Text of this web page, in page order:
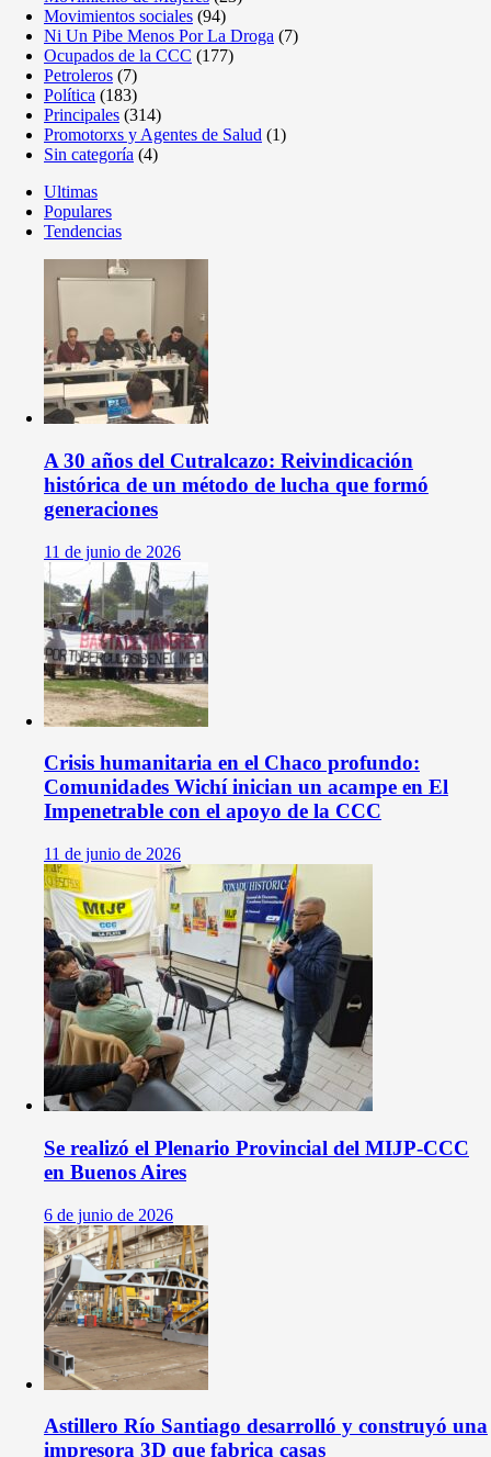
Movimientos sociales (94)
Ni Un Pibe Menos Por La Droga (7)
Ocupados de la CCC (177)
Petroleros (7)
Política (183)
Principales (314)
Promotorxs y Agentes de Salud (1)
Sin categoría (4)
Ultimas
Populares
Tendencias
A 30 años del Cutralcazo: Reivindicación
histórica de un método de lucha que formó
generaciones
11 de junio de 2026
Crisis humanitaria en el Chaco profundo:
Comunidades Wichí inician un acampe en El
Impenetrable con el apoyo de la CCC
11 de junio de 2026
Se realizó el Plenario Provincial del MIJP-CCC
en Buenos Aires
6 de junio de 2026
Astillero Río Santiago desarrolló y construyó una
impresora 3D que fabrica casas